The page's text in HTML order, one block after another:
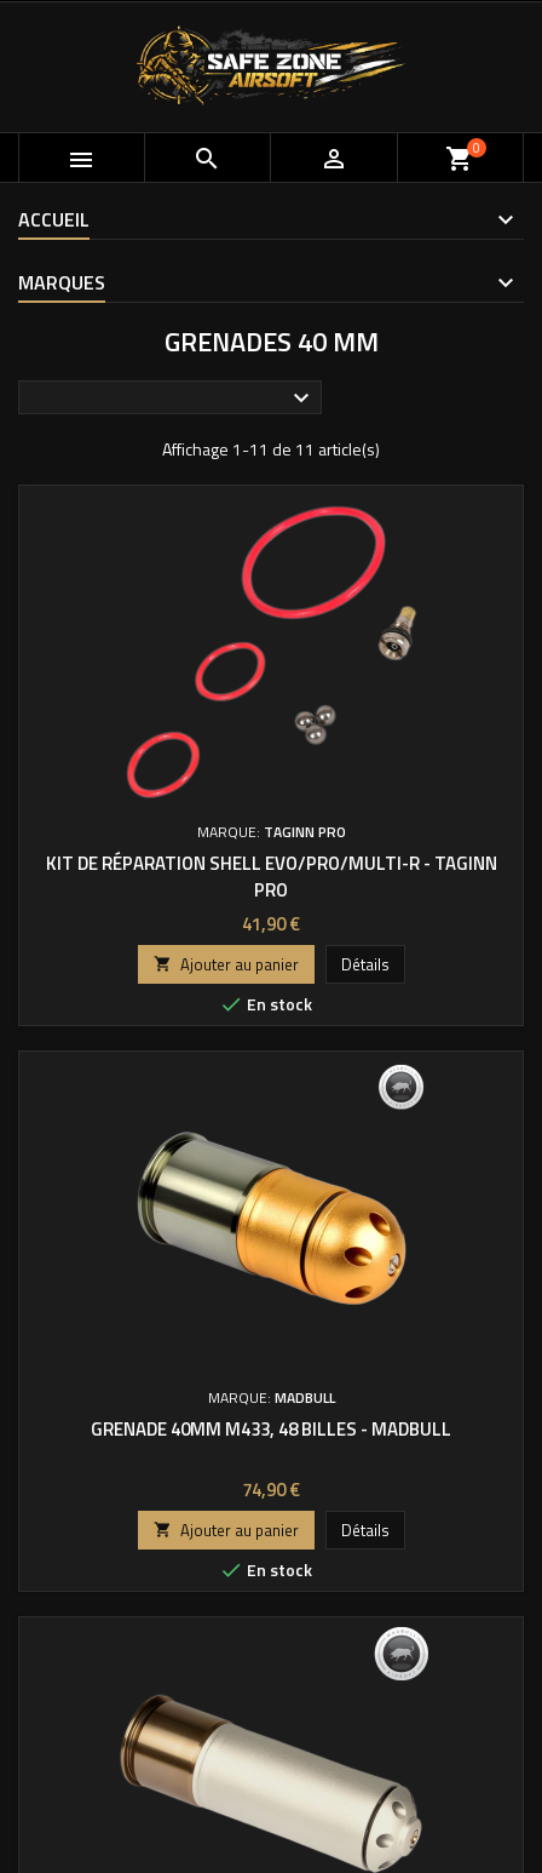
   shopping_cart0
ACCUEIL
MARQUES
GRENADES 40 MM

Affichage 1-11 de 11 article(s)
MARQUE: TAGINN PRO
KIT DE RÉPARATION SHELL EVO/PRO/MULTI-R - TAGINN
PRO
Prix
41,90 €
 Ajouter au panier
Détails
 En stock
MARQUE: MADBULL
GRENADE 40MM M433, 48 BILLES - MADBULL
Prix
74,90 €
 Ajouter au panier
Détails
 En stock